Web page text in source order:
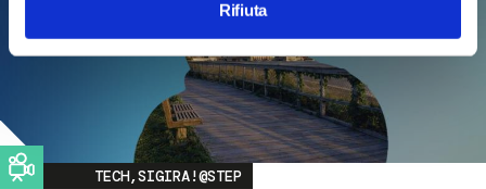
Rifiuta
Image
TECH,SIGIRA!@STEP